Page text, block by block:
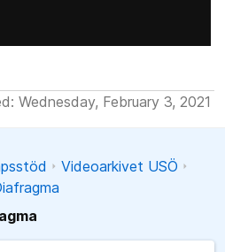
Wednesday, February 3, 2021
Videoarkivet USÖ